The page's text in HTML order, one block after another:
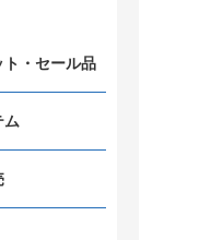
ト・セール品
ム